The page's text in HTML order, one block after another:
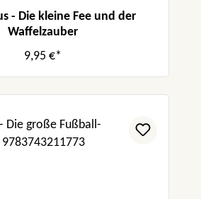
- Die kleine Fee und der
Waffelzauber
9,95 €*